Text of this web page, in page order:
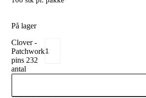
På lager
Clover -
Patchwork
pins 232
antal